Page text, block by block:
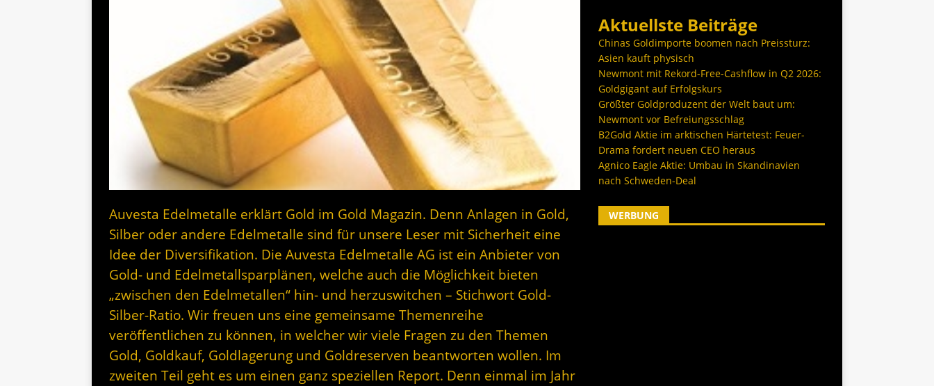
Auvesta Edelmetalle erklärt Gold im Gold Magazin. Denn Anlagen in Gold,
Silber oder andere Edelmetalle sind für unsere Leser mit Sicherheit eine
Idee der Diversifikation. Die Auvesta Edelmetalle AG ist ein Anbieter von
Gold- und Edelmetallsparplänen, welche auch die Möglichkeit bieten
„zwischen den Edelmetallen“ hin- und herzuswitchen – Stichwort Gold-
Silber-Ratio. Wir freuen uns eine gemeinsame Themenreihe
veröffentlichen zu können, in welcher wir viele Fragen zu den Themen
Gold, Goldkauf, Goldlagerung und Goldreserven beantworten wollen. Im
zweiten Teil geht es um einen ganz speziellen Report. Denn einmal im Jahr
Aktuellste Beiträge
Chinas Goldimporte boomen nach Preissturz:
Asien kauft physisch
Newmont mit Rekord-Free-Cashflow in Q2 2026:
Goldgigant auf Erfolgskurs
Größter Goldproduzent der Welt baut um:
Newmont vor Befreiungsschlag
B2Gold Aktie im arktischen Härtetest: Feuer-
Drama fordert neuen CEO heraus
Agnico Eagle Aktie: Umbau in Skandinavien
nach Schweden-Deal
WERBUNG